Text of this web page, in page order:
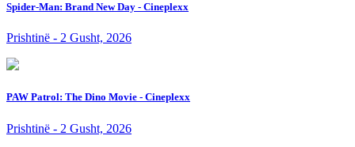
Spider-Man: Brand New Day - Cineplexx
Prishtinë - 2 Gusht, 2026
PAW Patrol: The Dino Movie - Cineplexx
Prishtinë - 2 Gusht, 2026